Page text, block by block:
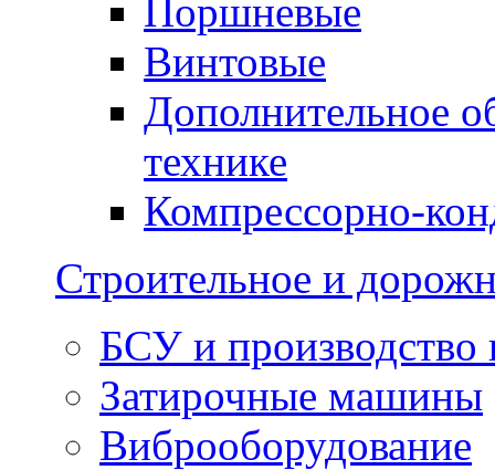
Поршневые
Винтовые
Дополнительное
технике
Компрессорно-
Строительное и
БСУ и производство
Затирочные машины
Виброоборудование